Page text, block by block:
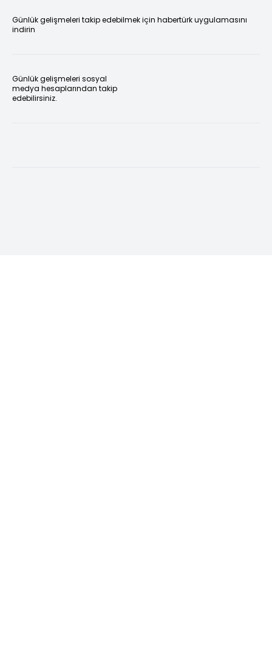
Günlük gelişmeleri takip edebilmek için habertürk uygulamasını
indirin
Günlük gelişmeleri sosyal
medya hesaplarından takip
edebilirsiniz.